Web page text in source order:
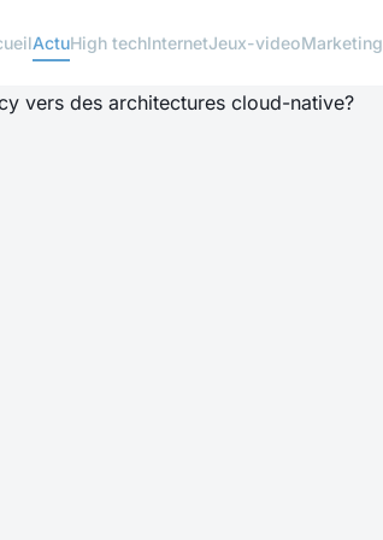
ActuHigh techInternetJeux-videoMarketing